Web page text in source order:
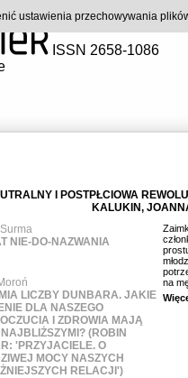
ISSN 2658-1086
I POSTPŁCIOWA
KALUKIN,
NIE-DO-NAZWANIA
LICZBY DUNBARA. JAKIE
DLA NASZEGO
I ZDROWIA MAJĄ
NAJBLIŻSZYMI? (ROBIN
'PRZYJACIELE. O
MOCY NASZYCH
RELACJI')
na
ustawienia przechowywania